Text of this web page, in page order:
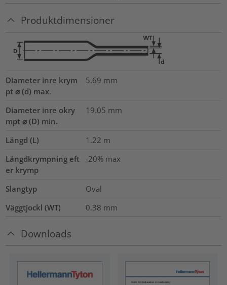
Produktdimensioner
Diameter inre krym
pt ⌀ (d) max.
5.69 mm
Diameter inre okry
mpt ⌀ (D) min.
19.05 mm
Längd (L) 1.22 m
Längdkrympning eft
er krymp
-20% max
Slangtyp
Oval
Väggtjockl (WT)
0.38 mm
Downloads